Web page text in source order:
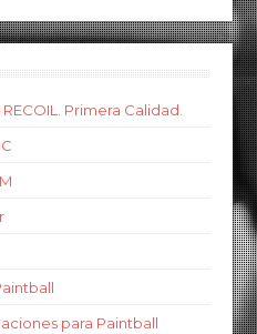
Primera Calidad.
para Paintball